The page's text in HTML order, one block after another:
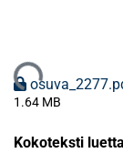
Ladataan...
1.64 MB
Kokoteksti